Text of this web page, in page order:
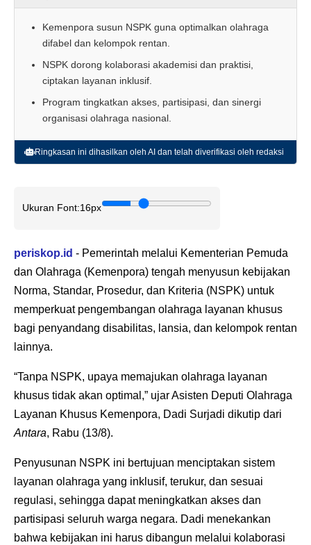
Kemenpora susun NSPK guna optimalkan olahraga
difabel dan kelompok rentan.
NSPK dorong kolaborasi akademisi dan praktisi,
ciptakan layanan inklusif.
Program tingkatkan akses, partisipasi, dan sinergi
organisasi olahraga nasional.
Ringkasan ini dihasilkan oleh AI dan telah diverifikasi oleh redaksi
Ukuran Font:16px
periskop.id - Pemerintah melalui Kementerian Pemuda
dan Olahraga (Kemenpora) tengah menyusun kebijakan
Norma, Standar, Prosedur, dan Kriteria (NSPK) untuk
memperkuat pengembangan olahraga layanan khusus
bagi penyandang disabilitas, lansia, dan kelompok rentan
lainnya.
“Tanpa NSPK, upaya memajukan olahraga layanan
khusus tidak akan optimal,” ujar Asisten Deputi Olahraga
Layanan Khusus Kemenpora, Dadi Surjadi dikutip dari
Antara, Rabu (13/8).
Penyusunan NSPK ini bertujuan menciptakan sistem
layanan olahraga yang inklusif, terukur, dan sesuai
regulasi, sehingga dapat meningkatkan akses dan
partisipasi seluruh warga negara. Dadi menekankan
bahwa kebijakan ini harus dibangun melalui kolaborasi